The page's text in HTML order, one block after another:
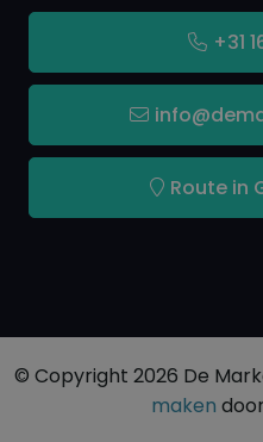
+31
Route in
© Copyright 2026 De
maken